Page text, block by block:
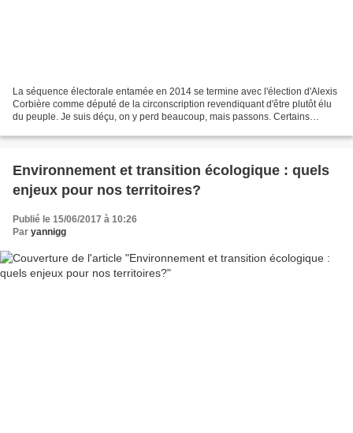
La séquence électorale entamée en 2014 se termine avec l'élection d'Alexis
Corbière comme député de la circonscription revendiquant d'être plutôt élu
du peuple. Je suis déçu, on y perd beaucoup, mais passons. Certains
Environnement et transition écologique : quels
enjeux pour nos territoires?
Publié le 15/06/2017 à 10:26
Par yannigg